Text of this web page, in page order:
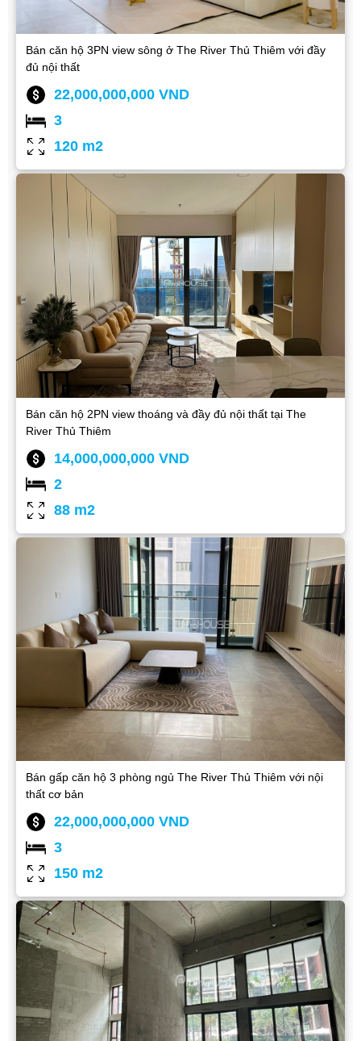
Bán căn hộ 3PN view sông ở The River Thủ Thiêm với đầy
đủ nội thất
22,000,000,000 VND
3
120 m2
Bán căn hộ 2PN view thoáng và đầy đủ nội thất tại The
River Thủ Thiêm
14,000,000,000 VND
2
88 m2
Bán gấp căn hộ 3 phòng ngủ The River Thủ Thiêm với nội
thất cơ bản
22,000,000,000 VND
3
150 m2